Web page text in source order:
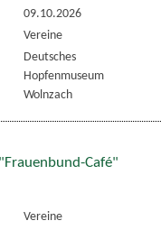
09.10.2026
Vereine
Deutsches
Hopfenmuseum
Wolnzach
Café"
Vereine